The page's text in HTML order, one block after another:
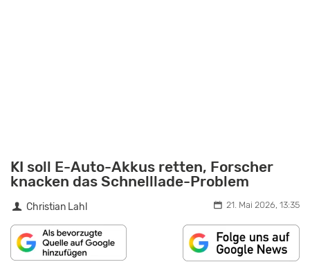
KI soll E-Auto-Akkus retten, Forscher
knacken das Schnelllade-Problem
Christian Lahl 21. Mai 2026, 13:35